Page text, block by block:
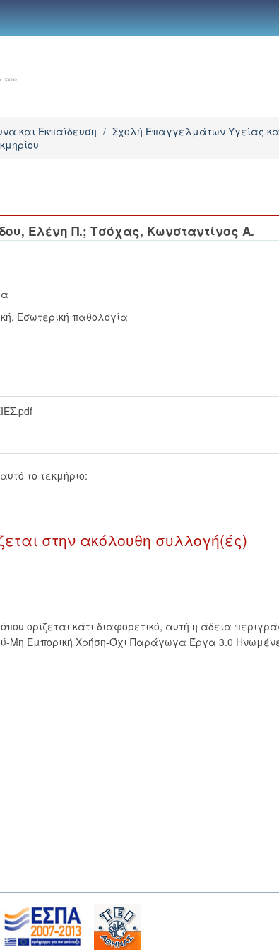
και Εκπαίδευση / Σχολή Επαγγελμάτων Υγείας
Ελένη Π.; Τσόχας, Κωνσταντίνος Α.
, Εσωτερική παθολογία
το τεκμήριο:
στην ακόλουθη συλλογή(ές)
ορίζεται κάτι διαφορετικό, αυτή η άδεια
Μη Εμπορική Χρήση-Όχι Παράγωγα Έργα 3.0